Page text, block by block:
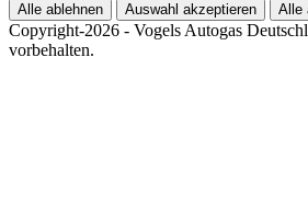
Alle ablehnen
Auswahl akzeptieren Alle
Copyright-2026 - Vogels Autogas
vorbehalten.